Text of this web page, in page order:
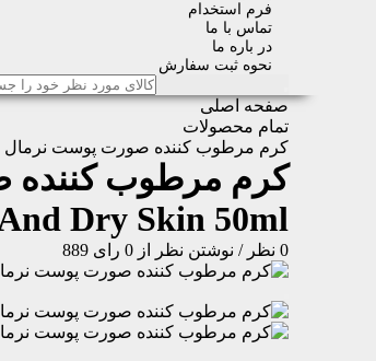
فرم استخدام
تماس با ما
در باره ما
نحوه ثبت سفارش
صفحه اصلی
تمام محصولات
کرم مرطوب کننده صورت پوست
کرم مرطوب
Dry Skin 50ml
0 نظر / نوشتن نظر از 0 رای 889